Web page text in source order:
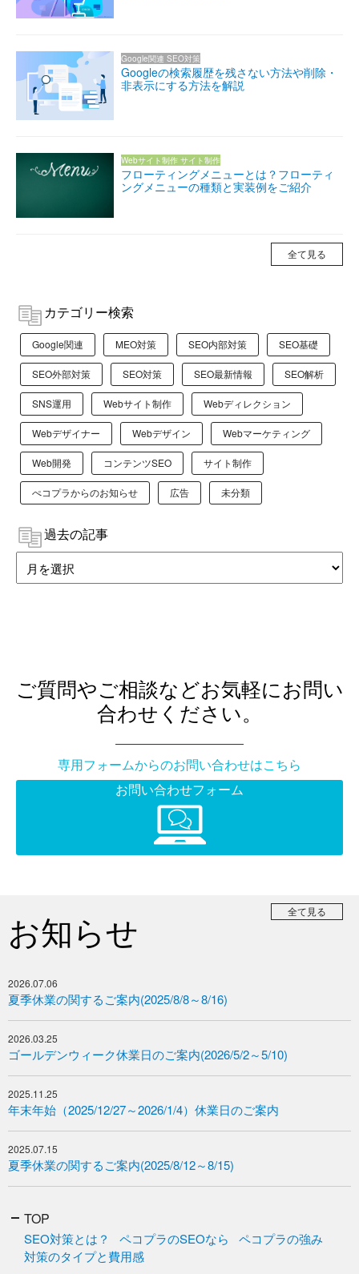
Google関連 SEO対策
Googleの検索履歴を残さない方法や削除・
非表示にする方法を解説
Webサイト制作 サイト制作
フローティングメニューとは？フローティ
ングメニューの種類と実装例をご紹介
全て見る
カテゴリー検索
Google関連 MEO対策 SEO内部対策 SEO基礎
SEO外部対策 SEO対策 SEO最新情報 SEO解析
SNS運用 Webサイト制作 Webディレクション
Webデザイナー Webデザイン Webマーケティング
Web開発 コンテンツSEO サイト制作
ぺコプラからのお知らせ 広告 未分類
過去の記事
ご質問やご相談などお気軽にお問い
合わせください。
専用フォームからのお問い合わせはこちら
お問い合わせフォーム
お知らせ 全て見る
2026.07.06
夏季休業の関するご案内(2025/8/8～8/16)
2026.03.25
ゴールデンウィーク休業日のご案内(2026/5/2～5/10)
2025.11.25
年末年始（2025/12/27～2026/1/4）休業日のご案内
2025.07.15
夏季休業の関するご案内(2025/8/12～8/15)
TOP
SEO対策とは？ ペコプラのSEOなら
ペコプラの強み
対策のタイプと費用感